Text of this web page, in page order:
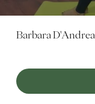
Barbara D'Andrea